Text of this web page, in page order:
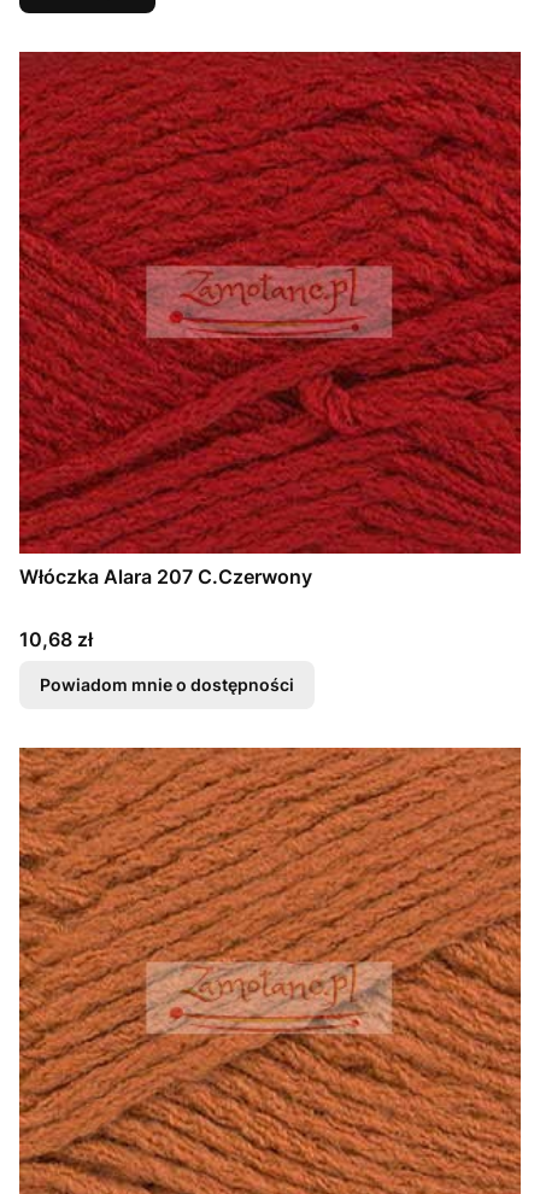
Włóczka Alara 207 C.Czerwony
Cena
10,68 zł
Powiadom mnie o dostępności